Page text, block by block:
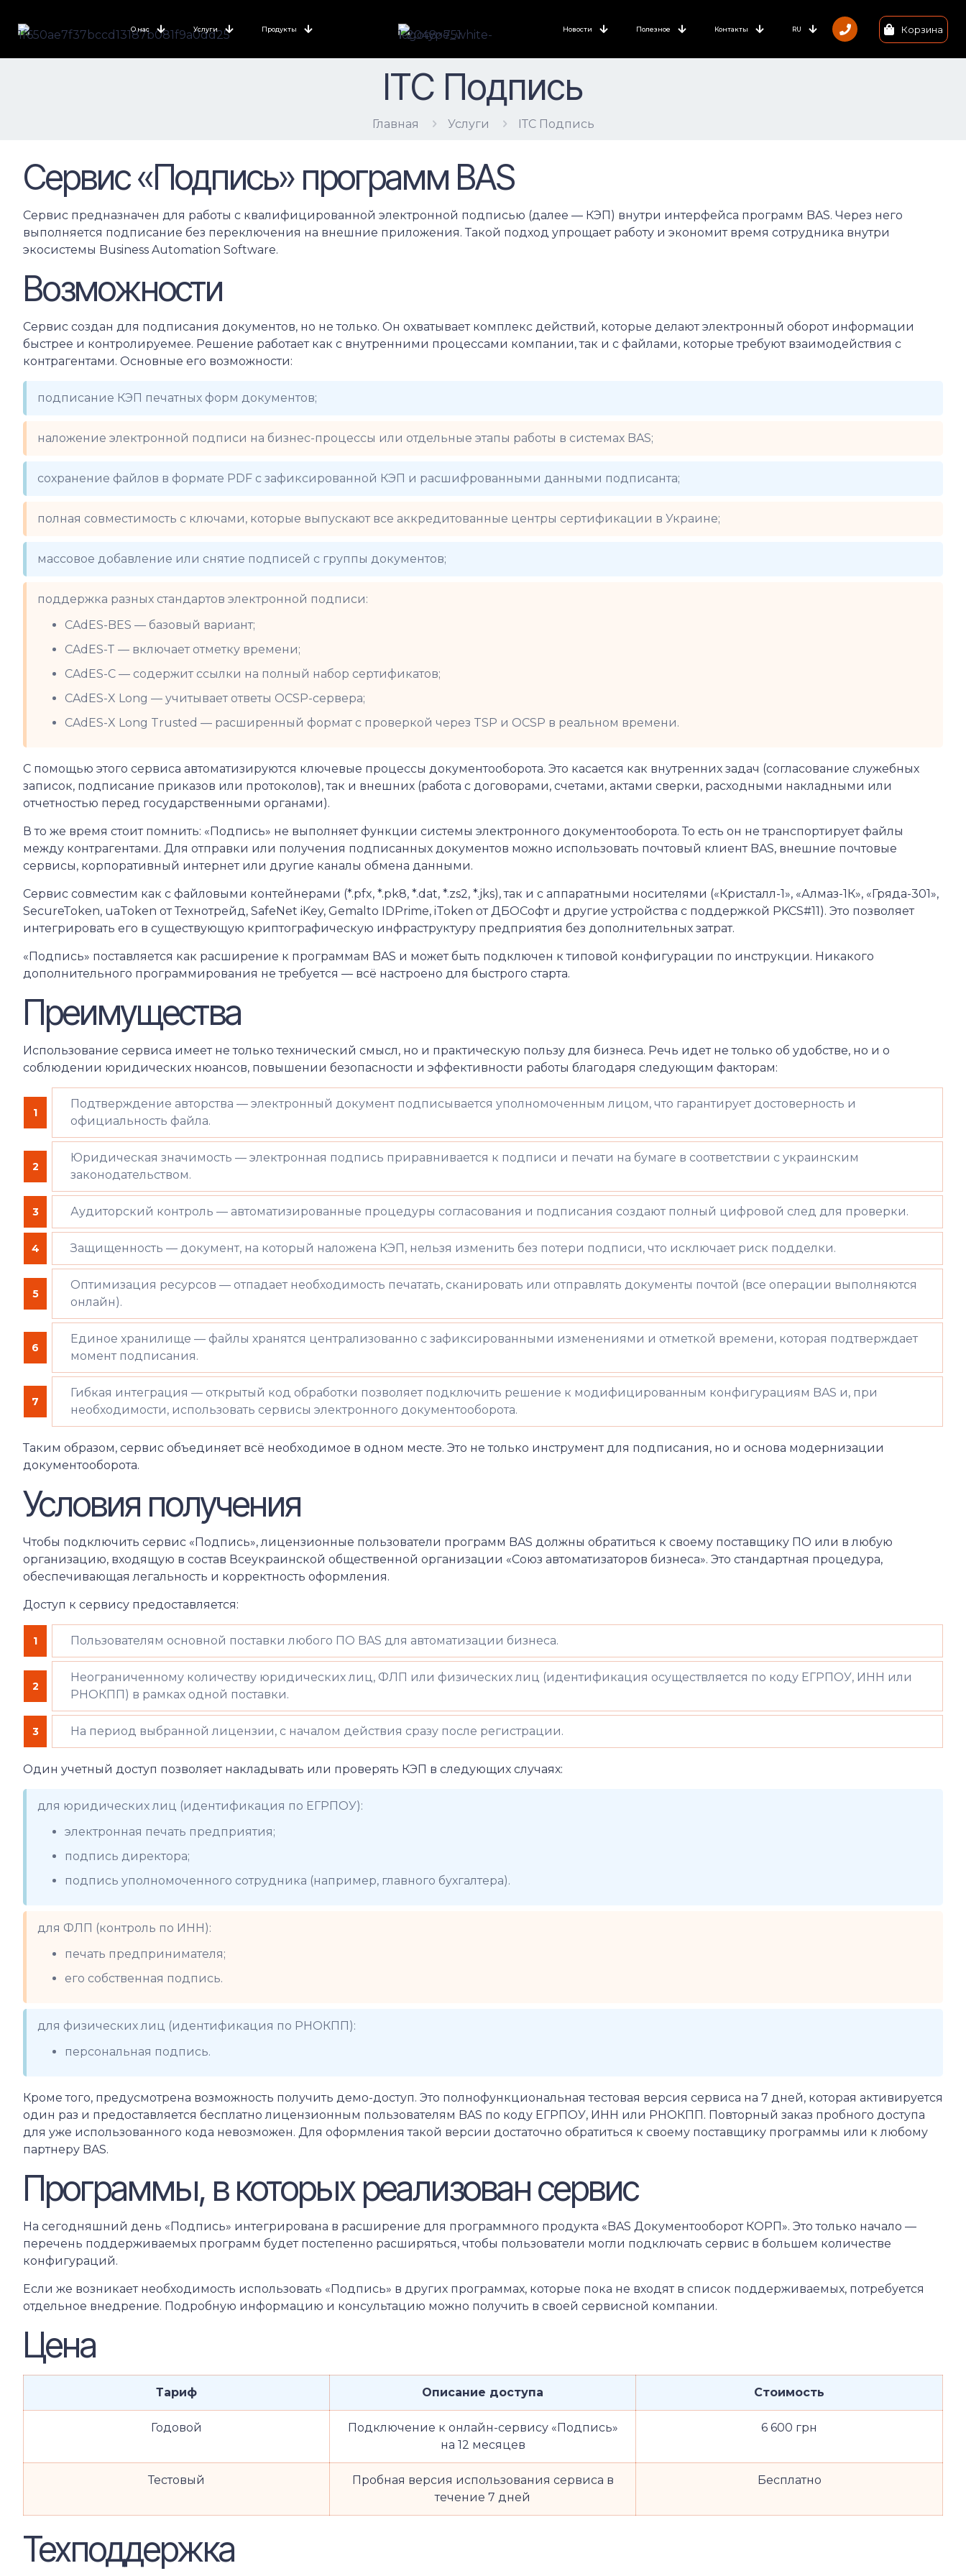
О нас Услуги Продукты Новости Полезное Контакты RU Корзина
ІТС Подпись
Главная Услуги ІТС Подпись
Сервис «Подпись» программ BAS
Сервис предназначен для работы с квалифицированной электронной подписью (далее — КЭП) внутри интерфейса программ BAS. Через него
выполняется подписание без переключения на внешние приложения. Такой подход упрощает работу и экономит время сотрудника внутри
экосистемы Business Automation Software.
Возможности
Сервис создан для подписания документов, но не только. Он охватывает комплекс действий, которые делают электронный оборот информации
быстрее и контролируемее. Решение работает как с внутренними процессами компании, так и с файлами, которые требуют взаимодействия с
контрагентами. Основные его возможности:
подписание КЭП печатных форм документов;
наложение электронной подписи на бизнес-процессы или отдельные этапы работы в системах BAS;
сохранение файлов в формате PDF с зафиксированной КЭП и расшифрованными данными подписанта;
полная совместимость с ключами, которые выпускают все аккредитованные центры сертификации в Украине;
массовое добавление или снятие подписей с группы документов;
поддержка разных стандартов электронной подписи:
CAdES-BES — базовый вариант;
CAdES-T — включает отметку времени;
CAdES-C — содержит ссылки на полный набор сертификатов;
CAdES-X Long — учитывает ответы OCSP-сервера;
CAdES-X Long Trusted — расширенный формат с проверкой через TSP и OCSP в реальном времени.
С помощью этого сервиса автоматизируются ключевые процессы документооборота. Это касается как внутренних задач (согласование служебных
записок, подписание приказов или протоколов), так и внешних (работа с договорами, счетами, актами сверки, расходными накладными или
отчетностью перед государственными органами).
В то же время стоит помнить: «Подпись» не выполняет функции системы электронного документооборота. То есть он не транспортирует файлы
между контрагентами. Для отправки или получения подписанных документов можно использовать почтовый клиент BAS, внешние почтовые
сервисы, корпоративный интернет или другие каналы обмена данными.
Сервис совместим как с файловыми контейнерами (*.pfx, *.pk8, *.dat, *.zs2, *.jks), так и с аппаратными носителями («Кристалл-1», «Алмаз-1К», «Гряда-301»,
SecureToken, uaToken от Технотрейд, SafeNet iKey, Gemalto IDPrime, iToken от ДБОСофт и другие устройства с поддержкой PKCS#11). Это позволяет
интегрировать его в существующую криптографическую инфраструктуру предприятия без дополнительных затрат.
«Подпись» поставляется как расширение к программам BAS и может быть подключен к типовой конфигурации по инструкции. Никакого
дополнительного программирования не требуется — всё настроено для быстрого старта.
Преимущества
Использование сервиса имеет не только технический смысл, но и практическую пользу для бизнеса. Речь идет не только об удобстве, но и о
соблюдении юридических нюансов, повышении безопасности и эффективности работы благодаря следующим факторам:
1
Подтверждение авторства — электронный документ подписывается уполномоченным лицом, что гарантирует достоверность и
официальность файла.
2
Юридическая значимость — электронная подпись приравнивается к подписи и печати на бумаге в соответствии с украинским
законодательством.
3 Аудиторский контроль — автоматизированные процедуры согласования и подписания создают полный цифровой след для проверки.
4 Защищенность — документ, на который наложена КЭП, нельзя изменить без потери подписи, что исключает риск подделки.
5
Оптимизация ресурсов — отпадает необходимость печатать, сканировать или отправлять документы почтой (все операции выполняются
онлайн).
6
Единое хранилище — файлы хранятся централизованно с зафиксированными изменениями и отметкой времени, которая подтверждает
момент подписания.
7
Гибкая интеграция — открытый код обработки позволяет подключить решение к модифицированным конфигурациям BAS и, при
необходимости, использовать сервисы электронного документооборота.
Таким образом, сервис объединяет всё необходимое в одном месте. Это не только инструмент для подписания, но и основа модернизации
документооборота.
Условия получения
Чтобы подключить сервис «Подпись», лицензионные пользователи программ BAS должны обратиться к своему поставщику ПО или в любую
организацию, входящую в состав Всеукраинской общественной организации «Союз автоматизаторов бизнеса». Это стандартная процедура,
обеспечивающая легальность и корректность оформления.
Доступ к сервису предоставляется:
1 Пользователям основной поставки любого ПО BAS для автоматизации бизнеса.
2
Неограниченному количеству юридических лиц, ФЛП или физических лиц (идентификация осуществляется по коду ЕГРПОУ, ИНН или
РНОКПП) в рамках одной поставки.
3 На период выбранной лицензии, с началом действия сразу после регистрации.
Один учетный доступ позволяет накладывать или проверять КЭП в следующих случаях:
для юридических лиц (идентификация по ЕГРПОУ):
электронная печать предприятия;
подпись директора;
подпись уполномоченного сотрудника (например, главного бухгалтера).
для ФЛП (контроль по ИНН):
печать предпринимателя;
его собственная подпись.
для физических лиц (идентификация по РНОКПП):
персональная подпись.
Кроме того, предусмотрена возможность получить демо-доступ. Это полнофункциональная тестовая версия сервиса на 7 дней, которая активируется
один раз и предоставляется бесплатно лицензионным пользователям BAS по коду ЕГРПОУ, ИНН или РНОКПП. Повторный заказ пробного доступа
для уже использованного кода невозможен. Для оформления такой версии достаточно обратиться к своему поставщику программы или к любому
партнеру BAS.
Программы, в которых реализован сервис
На сегодняшний день «Подпись» интегрирована в расширение для программного продукта «BAS Документооборот КОРП». Это только начало —
перечень поддерживаемых программ будет постепенно расширяться, чтобы пользователи могли подключать сервис в большем количестве
конфигураций.
Если же возникает необходимость использовать «Подпись» в других программах, которые пока не входят в список поддерживаемых, потребуется
отдельное внедрение. Подробную информацию и консультацию можно получить в своей сервисной компании.
Цена
Тариф Описание доступа Стоимость
Годовой
Подключение к онлайн-сервису «Подпись»
на 12 месяцев
6 600 грн
Тестовый
Пробная версия использования сервиса в
течение 7 дней
Бесплатно
Техподдержка